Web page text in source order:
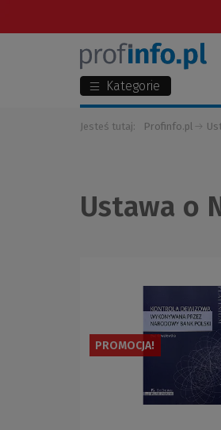
Kategorie
Jesteś tutaj: Profinfo.pl
Ustawa o
PROMOCJA!